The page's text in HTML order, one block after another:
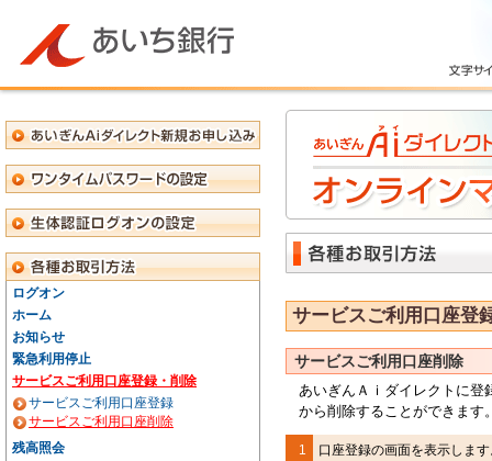
ログオン
ホーム
お知らせ
緊急利用停止
サービスご利用口座登録・削除
サービスご利用口座登録
サービスご利用口座削除
残高照会
サービスご利用口座登
サービスご利用口座削除
あいぎんＡｉダイレクト に登
から削除することができます
1 口座登録の画面を表示しま